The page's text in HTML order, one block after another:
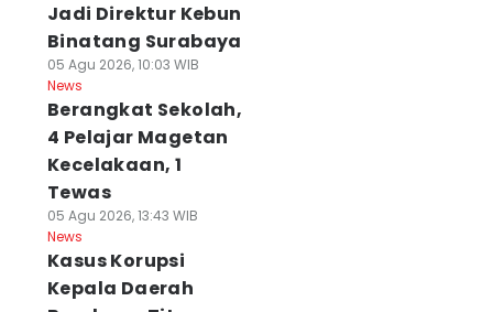
Jadi Direktur Kebun
Binatang Surabaya
05 Agu 2026, 10:03 WIB
News
Berangkat Sekolah,
4 Pelajar Magetan
Kecelakaan, 1
Tewas
05 Agu 2026, 13:43 WIB
News
Kasus Korupsi
Kepala Daerah